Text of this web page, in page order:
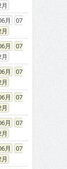
07
07
07
07
07
07